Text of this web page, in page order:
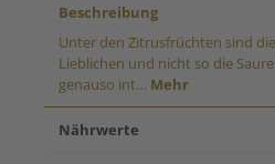
Beschreibung
Unter den Zitrusfrüchten sind
Lieblichen und nicht so die
genauso int… Mehr
Nährwerte